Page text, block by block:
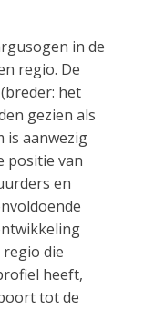
in de
regio. De
het
gezien als
is aanwezig
positie van
en
die
heeft,
tot de